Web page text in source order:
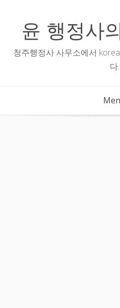
content윤 행정사
청주행정사 사무소에서
다.